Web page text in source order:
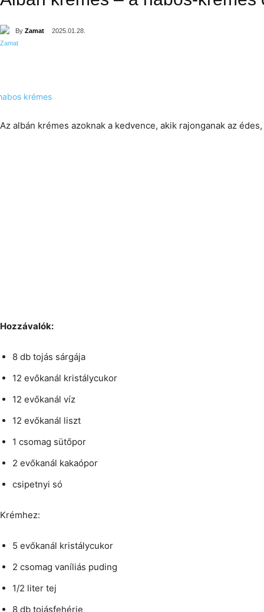
By Zamat 2025.01.28.
Az albán krémes azoknak a kedvence, akik rajonganak az
Hozzávalók:
8 db tojás sárgája
12 evőkanál kristálycukor
12 evőkanál víz
12 evőkanál liszt
1 csomag sütőpor
2 evőkanál kakaópor
csipetnyi só
Krémhez:
5 evőkanál kristálycukor
2 csomag vaníliás puding
1/2 liter tej
8 db tojásfehérje